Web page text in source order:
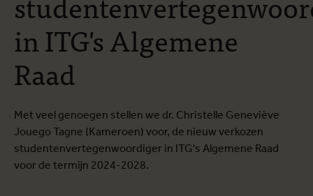
in ITG's Algemene
Raad
Met veel genoegen stellen we dr. Christelle Geneviève
Jouego Tagne (Kameroen) voor, de nieuw verkozen
studentenvertegenwoordiger in ITG's Algemene Raad
voor de termijn 2024-2028.